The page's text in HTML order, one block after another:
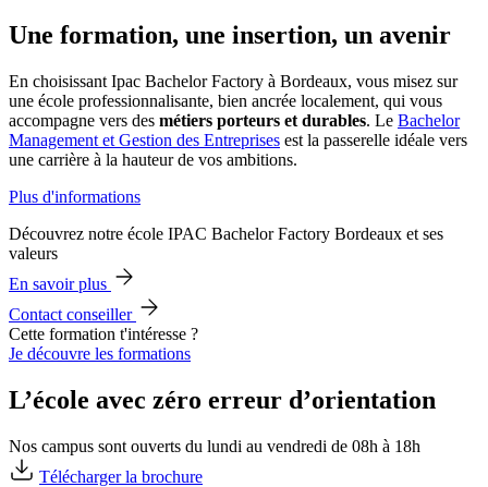
Une formation, une insertion, un avenir
En choisissant Ipac Bachelor Factory à Bordeaux, vous misez sur
une école professionnalisante, bien ancrée localement, qui vous
accompagne vers des métiers porteurs et durables. Le Bachelor
Management et Gestion des Entreprises est la passerelle idéale vers
une carrière à la hauteur de vos ambitions.
Plus d'informations
Découvrez notre école IPAC Bachelor Factory Bordeaux et ses
valeurs
En savoir plus
Contact conseiller
Cette formation t'intéresse ?
Je découvre les formations
L’école avec zéro erreur d’orientation
Nos campus sont ouverts du lundi au vendredi de 08h à 18h
Télécharger la brochure